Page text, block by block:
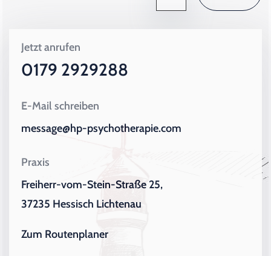
Jetzt anrufen
0179 2929288
E-Mail schreiben
message@hp-psychotherapie.com
Praxis
Freiherr-vom-Stein-Straße 25,
37235 Hessisch Lichtenau
Zum Routenplaner